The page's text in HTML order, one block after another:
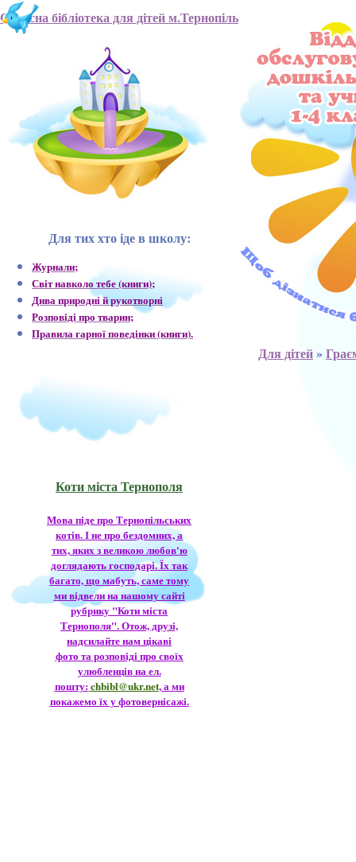
Обласна бібліотека для дітей м.Тернопіль
Для тих хто іде в школу:
Журнали;
Світ навколо тебе (книги);
Дива природні й рукотворні
Розповіді про тварин;
Правила гарної поведінки (книги).
Коти міста Тернополя
Мова піде про Тернопільських
котів. І не про бездомних, а
тих, яких з великою любов'ю
доглядають господарі. Їх так
багато, що мабуть, саме тому
ми відвели на нашому сайті
рубрику "Коти міста
Тернополя". Отож, друзі,
надсилайте нам цікаві
фото та розповіді про своїх
улюбленців на ел.
пошту:chbibl@ukr.net, а ми
покажемо їх у фотовернісажі.
Для дітей»